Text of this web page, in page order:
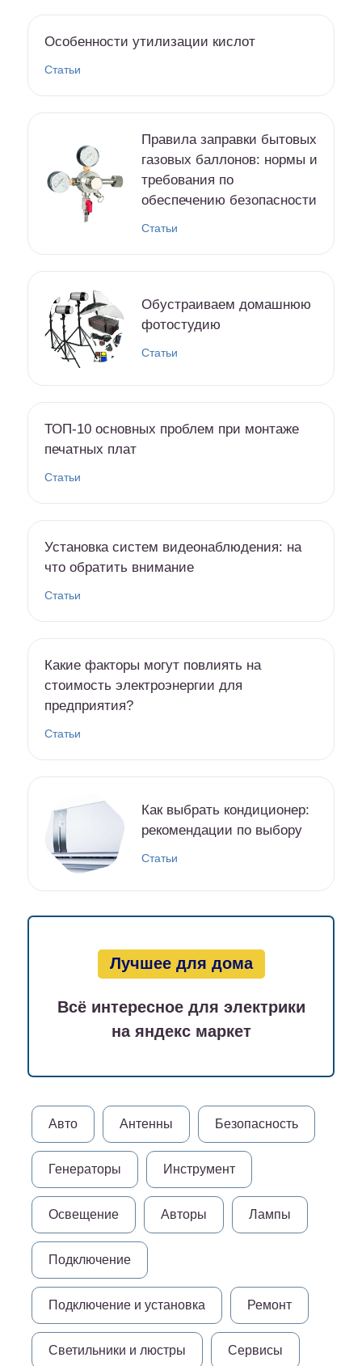
Особенности утилизации кислот
Статьи
Правила заправки бытовых
газовых баллонов: нормы и
требования по
обеспечению безопасности
Статьи
Обустраиваем домашнюю
фотостудию
Статьи
ТОП-10 основных проблем при монтаже
печатных плат
Статьи
Установка систем видеонаблюдения: на
что обратить внимание
Статьи
Какие факторы могут повлиять на
стоимость электроэнергии для
предприятия?
Статьи
Как выбрать кондиционер:
рекомендации по выбору
Статьи
Лучшее для дома
Всё интересное для электрики
на яндекс маркет
Авто Антенны Безопасность
Генераторы Инструмент
Освещение Авторы Лампы
Подключение
Подключение и установка Ремонт
Светильники и люстры Сервисы